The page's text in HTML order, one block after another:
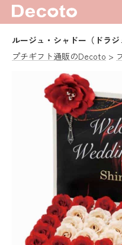
ルージュ・シャドー（ドラ
プチギフト通販のDecoto